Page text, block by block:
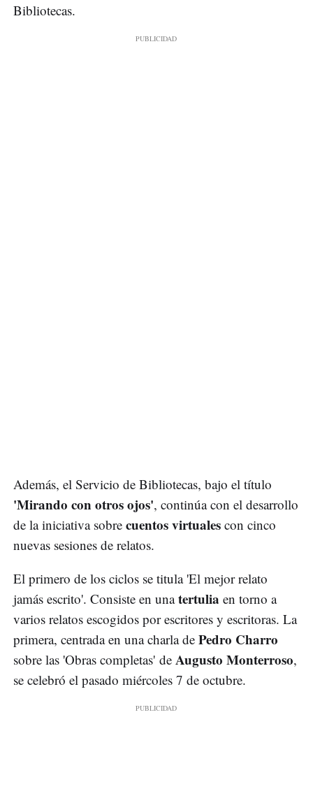
Bibliotecas.
Además, el Servicio de Bibliotecas, bajo el título
'Mirando con otros ojos', continúa con el desarrollo
de la iniciativa sobre cuentos virtuales con cinco
nuevas sesiones de relatos.
El primero de los ciclos se titula 'El mejor relato
jamás escrito'. Consiste en unatertulia en torno a
varios relatos escogidos por escritores y escritoras. La
primera, centrada en una charla de Pedro Charro
sobre las 'Obras completas' de Augusto Monterroso,
se celebró el pasado miércoles 7 de octubre.